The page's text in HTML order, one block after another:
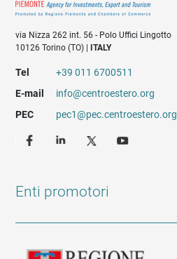
via Nizza 262 int. 56 - Polo Uffici Lingotto
10126 Torino (TO) |
ITALY
Tel
+39 011 6700511
E-mail
info@centroestero.org
PEC
pec1@pec.centroestero.org
Enti promotori